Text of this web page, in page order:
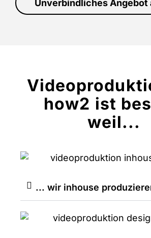
Unverbindliches Angebot
how2 ist
weil...
... wir inhouse